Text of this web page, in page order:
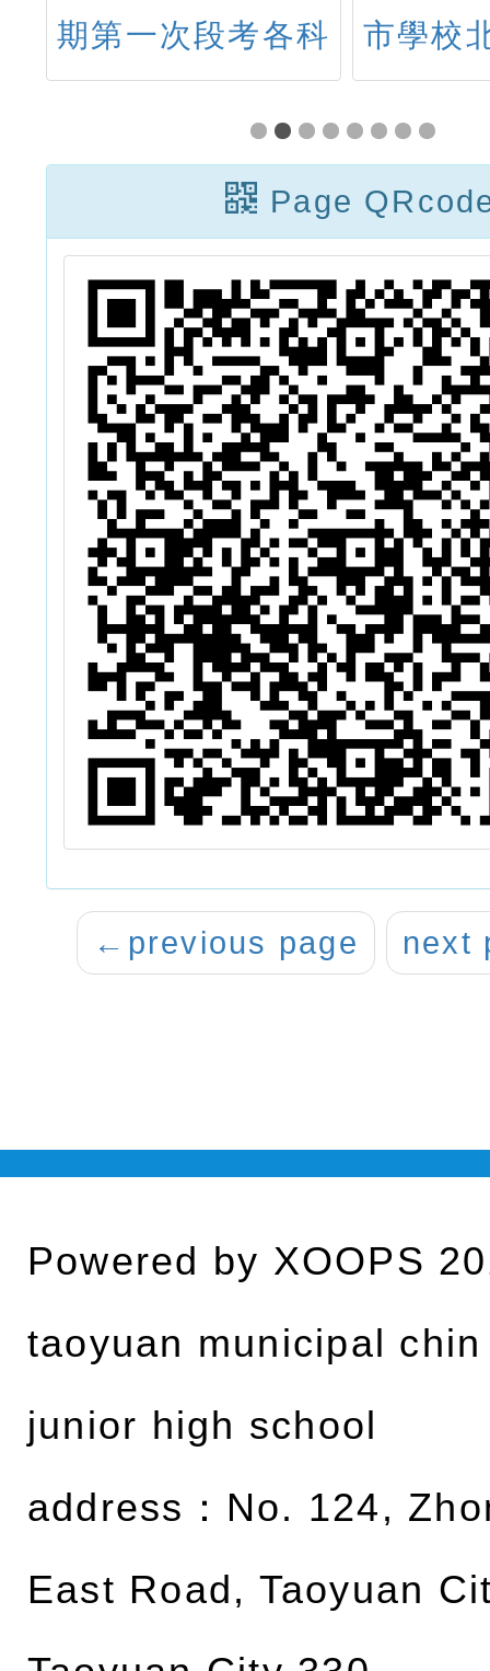
期第一次段考各科
分數組距區間人數
市學校
計畫教
社群：
植物
Page
← previous page next
Powered by XOOPS
taoyuan municipal
junior high school
address： No. 124,
East Road, Taoyuan